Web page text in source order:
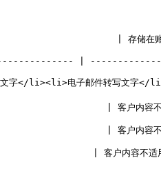
| 存储在账户配
|
字</li><li>电子邮件转写文字
| 客户内容不
| 客户内容不
| 客户内容不适